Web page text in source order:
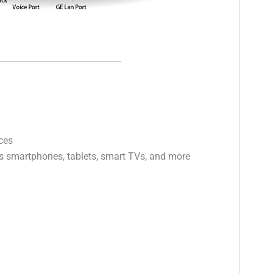
tablets, smart TVs, and more